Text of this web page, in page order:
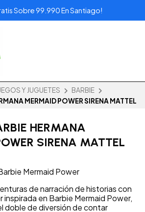
Sobre 99.990 En Santiago!
Y JUGUETES
BARBIE
MERMAID POWER SIRENA MATTEL
HERMANA
SIRENA MATTEL
Mermaid Power
de narración de historias con
inspirada en Barbie Mermaid Power,
doble de diversión de contar